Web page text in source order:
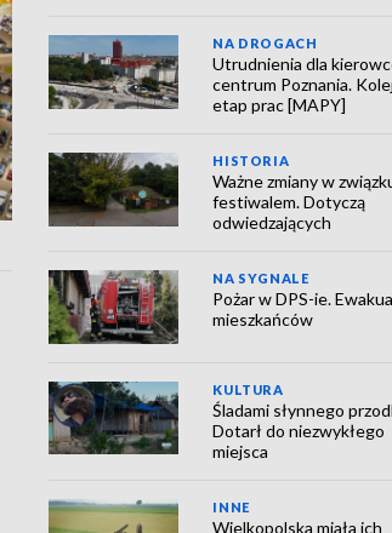
NA DROGACH
Utrudnienia dla
centrum Poznania.
etap prac [MAPY]
HISTORIA
Ważne zmiany w
festiwalem. Dotyczą
odwiedzających
NA SYGNALE
Pożar w DPS-ie.
mieszkańców
KULTURA
Śladami słynnego
Dotarł do niezwykłego
miejsca
INNE
Wielkopolska miała ich